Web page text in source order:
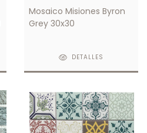
Mosaico Misiones Byron
Grey 30x30
DETALLES